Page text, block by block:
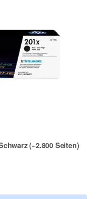
(~2.800 Seiten)